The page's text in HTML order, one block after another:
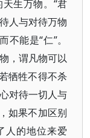
生万物。“君
人与对待万物
能是“仁”。
，谓凡物可以
牺牲不得不杀
对待一切人与
如果不加区别
人的地位来爱